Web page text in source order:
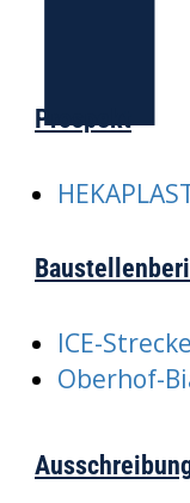
Prospekt
ICE-
Oberhof-